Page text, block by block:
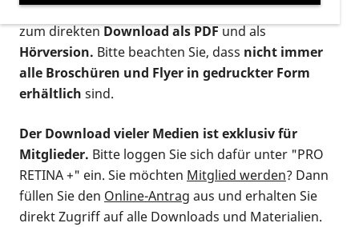
postalischen Bestellung als gedruckte Variante
zum direktenDownload als PDFund als
Hörversion. Bitte beachten Sie, dass nicht immer
alle Broschüren und Flyer in gedruckter Form
erhältlich sind.
Der Download vieler Medien ist exklusiv für
Mitglieder. Bitte loggen Sie sich dafür unter "PRO
RETINA +" ein. Sie möchten Mitglied werden? Dann
füllen Sie den Online-Antrag aus und erhalten Sie
direkt Zugriff auf alle Downloads und Materialien.